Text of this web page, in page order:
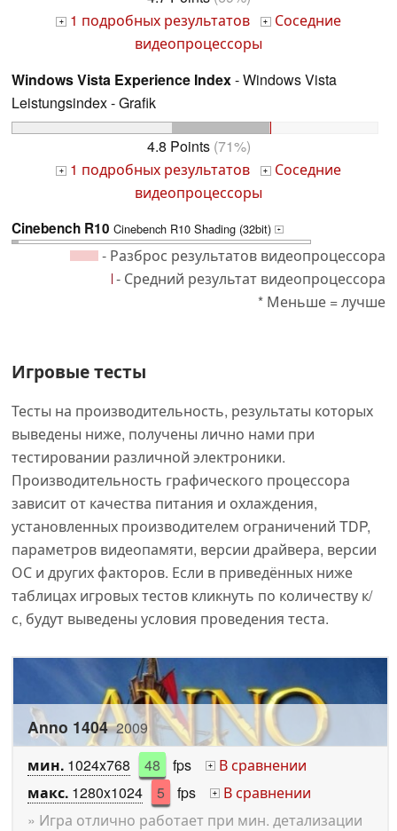
+ 1 подробных результатов + Соседние
видеопроцессоры
Windows Vista Experience Index- Windows Vista
Leistungsindex - Grafik
4.8 Points(71%)
+ 1 подробных результатов + Соседние
видеопроцессоры
Cinebench R10 Cinebench R10 Shading (32bit) +
- Разброс результатов видеопроцессора
- Средний результат видеопроцессора
* Меньше = лучше
Игровые тесты
Тесты на производительность, результаты которых
выведены ниже, получены лично нами при
тестировании различной электроники.
Производительность графического процессора
зависит от качества питания и охлаждения,
установленных производителем ограничений TDP,
параметров видеопамяти, версии драйвера, версии
ОС и других факторов. Если в приведённых ниже
таблицах игровых тестов кликнуть по количеству к/
с, будут выведены условия проведения теста.
Anno 1404 2009
мин. 1024x768 48 fps +
В сравнении
макс. 1280x1024 5 fps +
В сравнении
» Игра отлично работает при мин. детализации